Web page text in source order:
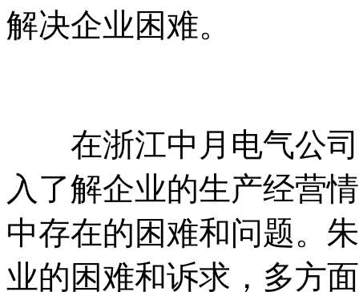
解决企业困难。
在浙江中月电气公司
入了解企业的生产经营
中存在的困难和问题。
业的困难和诉求，多方